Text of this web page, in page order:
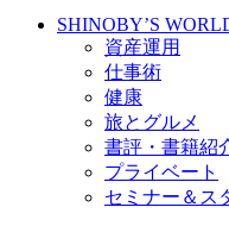
SHINOBY’S
資産運用
仕事術
健康
旅とグルメ
書評・書籍紹
プライベート
セミナー＆ス